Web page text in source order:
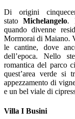
Di origini
statoMichelangelo.
quando divenne
Mormorai di Maiano.
le cantine, dove
dell’epoca. Nello
romantica del parco
quest’area verde si
appezzamento di
e un bel viale di
Villa I Busini